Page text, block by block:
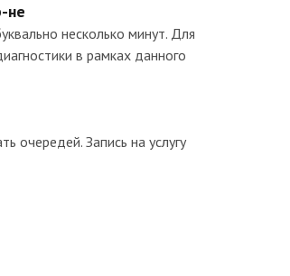
не
несколько минут. Для
в рамках данного
очередей. Запись на услугу